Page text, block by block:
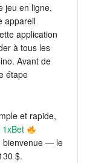
jeu en ligne,
appareil
application
à tous les
Avant de
étape
et rapide,
bienvenue — le
$.